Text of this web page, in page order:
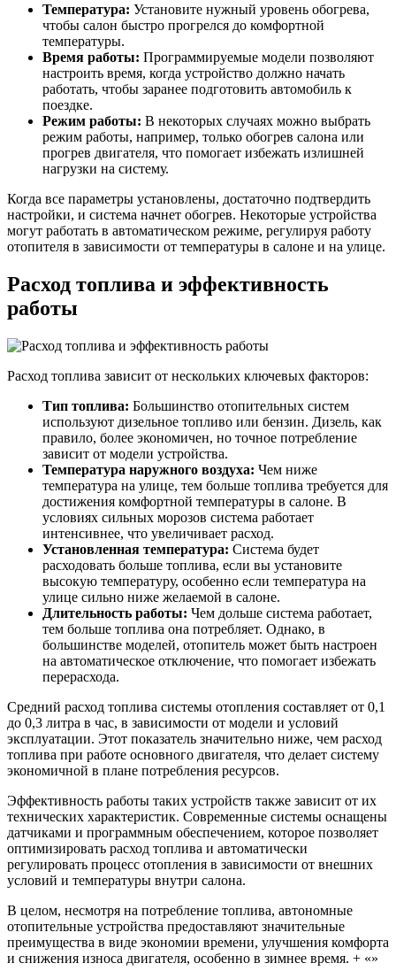
Температура: Установите нужный уровень обогрева,
чтобы салон быстро прогрелся до комфортной
температуры.
Время работы: Программируемые модели позволяют
настроить время, когда устройство должно начать
работать, чтобы заранее подготовить автомобиль к
поездке.
Режим работы: В некоторых случаях можно выбрать
режим работы, например, только обогрев салона или
прогрев двигателя, что помогает избежать излишней
нагрузки на систему.
Когда все параметры установлены, достаточно подтвердить
настройки, и система начнет обогрев. Некоторые устройства
могут работать в автоматическом режиме, регулируя работу
отопителя в зависимости от температуры в салоне и на улице.
Расход топлива и эффективность
работы
Расход топлива зависит от нескольких ключевых факторов:
Тип топлива: Большинство отопительных систем
используют дизельное топливо или бензин. Дизель, как
правило, более экономичен, но точное потребление
зависит от модели устройства.
Температура наружного воздуха: Чем ниже
температура на улице, тем больше топлива требуется для
достижения комфортной температуры в салоне. В
условиях сильных морозов система работает
интенсивнее, что увеличивает расход.
Установленная температура: Система будет
расходовать больше топлива, если вы установите
высокую температуру, особенно если температура на
улице сильно ниже желаемой в салоне.
Длительность работы: Чем дольше система работает,
тем больше топлива она потребляет. Однако, в
большинстве моделей, отопитель может быть настроен
на автоматическое отключение, что помогает избежать
перерасхода.
Средний расход топлива системы отопления составляет от 0,1
до 0,3 литра в час, в зависимости от модели и условий
эксплуатации. Этот показатель значительно ниже, чем расход
топлива при работе основного двигателя, что делает систему
экономичной в плане потребления ресурсов.
Эффективность работы таких устройств также зависит от их
технических характеристик. Современные системы оснащены
датчиками и программным обеспечением, которое позволяет
оптимизировать расход топлива и автоматически
регулировать процесс отопления в зависимости от внешних
условий и температуры внутри салона.
В целом, несмотря на потребление топлива, автономные
отопительные устройства предоставляют значительные
преимущества в виде экономии времени, улучшения комфорта
и снижения износа двигателя, особенно в зимнее время. + «»